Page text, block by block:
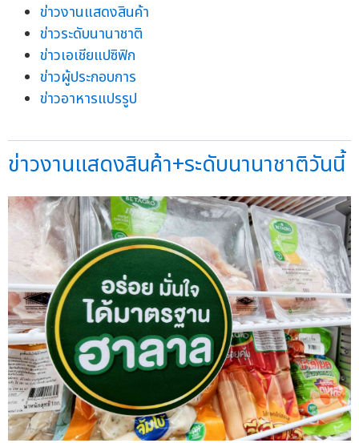
ข่าวงานแสดงสินค้า
ข่าวระดับนานาชาติ
ข่าวเอเชียแปซิฟิก
ข่าวผู้ประกอบการ
ข่าวอาหารแปรรูป
ข่าวงานแสดงสินค้า+ระดับนานาชาติวันนี้